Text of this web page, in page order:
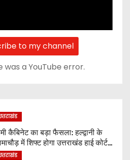
to my channel
was a YouTube error.
कैबिनेट का बड़ा फैसला: हल्द्वानी के
में शिफ्ट होगा उत्तराखंड हाई कोर्ट,
महत्वपूर्ण फैसले